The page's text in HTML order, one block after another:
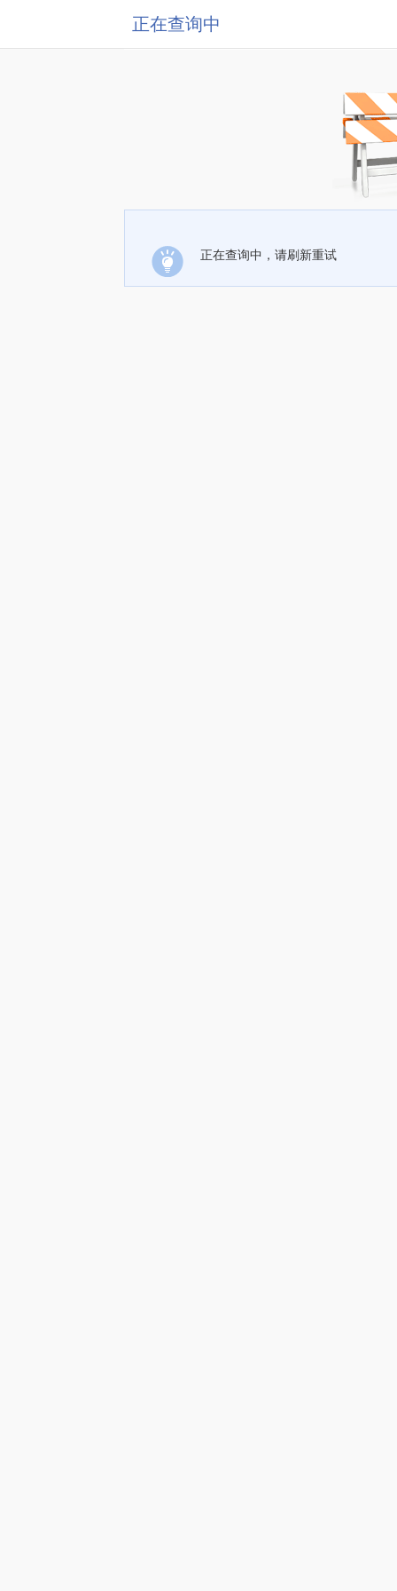
正在查询中
正在查询中，请刷新重试